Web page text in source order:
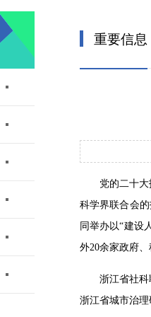
重要信息
党的二十
科学界联合会
同举办以“建设
外20余家政府
浙江省社
浙江省城市治理